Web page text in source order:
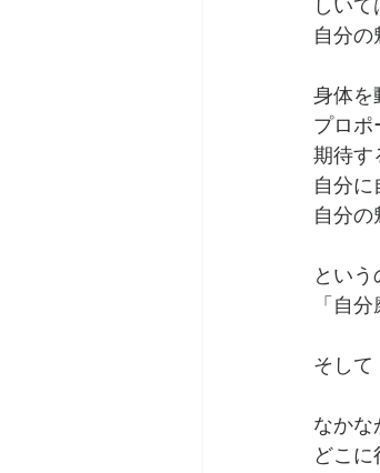
しい
自分
身体を
プロポ
期待す
自分に
自分
とい
「自分
そして
なかな
どこ